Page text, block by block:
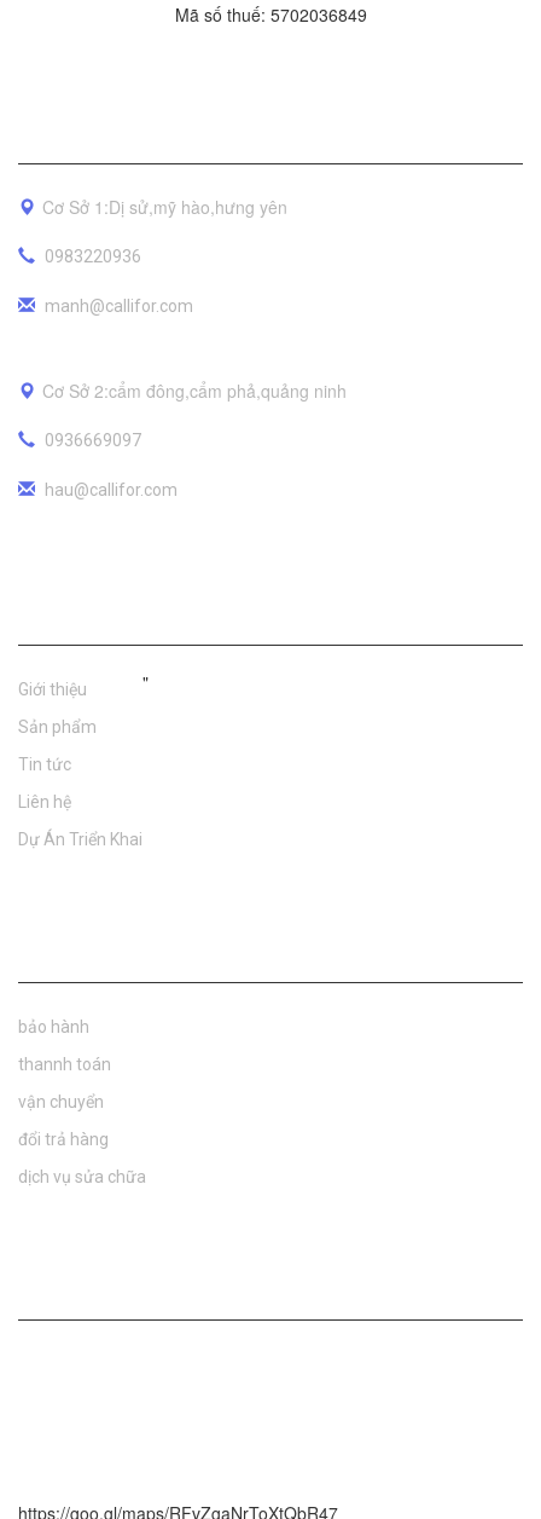
Mã số thuế: 5702036849
Cơ Sở 1:Dị sử,mỹ hào,hưng yên
0983220936
manh@callifor.com
Cơ Sở 2:cẩm đông,cẩm phả,quảng ninh
0936669097
hau@callifor.com
Giới thiệu
Sản phẩm
Tin tức
Liên hệ
Dự Án Triển Khai
"
bảo hành
thannh toán
vận chuyển
đổi trả hàng
dịch vụ sửa chữa
https://goo.gl/maps/RFvZgaNrToXtQbR47